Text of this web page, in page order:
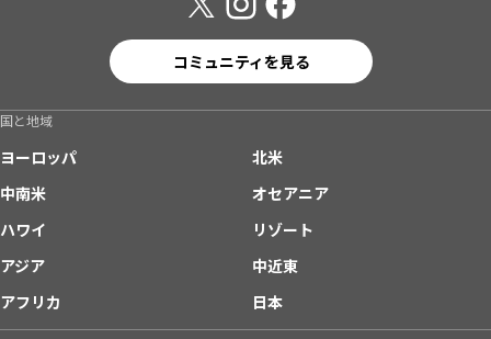
コミュニティを見る
国と地域
ヨーロッパ
北米
中南米
オセアニア
ハワイ
リゾート
アジア
中近東
アフリカ
日本